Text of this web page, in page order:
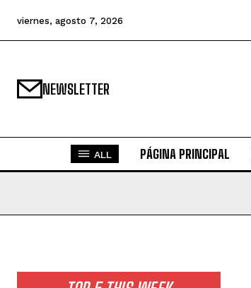
viernes, agosto 7, 2026
NEWSLETTER
ALL PÁGINA PRINCIPAL